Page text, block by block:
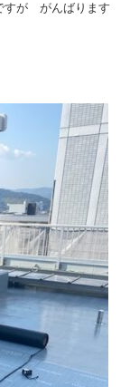
すが がんばります